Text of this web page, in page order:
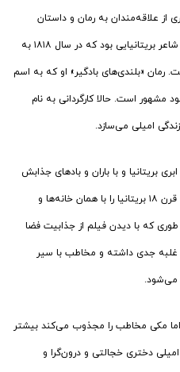
از علاقه‌مندان به رمان و داستان
شناخته شده نباشد. امیلی رمان‌نویس و شاعر بریتانیایی بود که در سال ۱۸۱۸ به
جوانی در سال ۱۸۴۸ درگذشت. رمان «بلندی‌های بادگیر» او که به اسم
است. حالا کارگردانی به نام
امیلی می‌سازد.
بریتانیا و با باران و بادهای جذابش
ساخته شده و کارگردان سعی کرده فضای قرن ۱۸ بریتانیا را با همان خانه‌ها و
که با دیدن فیلم از جذابیت فضا
غلبه جدی داشته و مخاطب با سیر
می‌شود.
اما مکی مخاطب را مجذوب می‌کند بیشتر
دختری خجالتی و درون‌گرا و